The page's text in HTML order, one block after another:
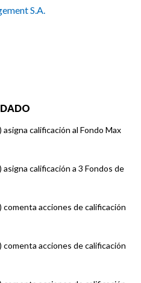
S.A.
calificación al Fondo Max
calificación a 3 Fondos de
comenta acciones de calificación
comenta acciones de calificación